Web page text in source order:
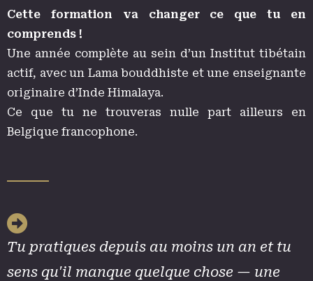
Cette formation va changer ce que tu en
comprends !
Une année complète au sein d’un Institut tibétain
actif, avec un Lama bouddhiste et une enseignante
originaire d’Inde Himalaya.
Ce que tu ne trouveras nulle part ailleurs en
Belgique francophone.
Tu pratiques depuis au moins un an et tu
sens qu'il manque quelque chose — une